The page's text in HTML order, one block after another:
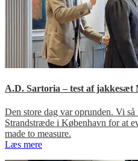
A.D. Sartoria – test af jakkesæt
Den store dag var oprunden. Vi
Strandstræde i København for at
made to measure.
Læs mere